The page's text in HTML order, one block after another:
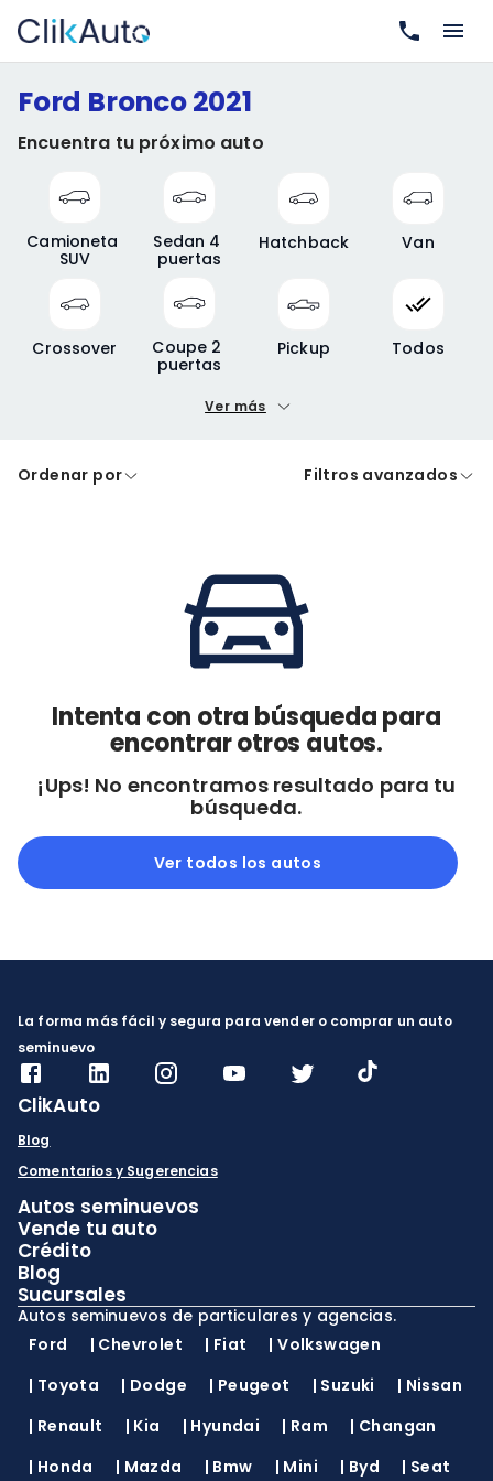
Ford Bronco 2021
Encuentra tu próximo auto
Camioneta
SUV
Sedan 4
puertas
Hatchback Van
Crossover
Coupe 2
puertas
Pickup Todos
Precio máximo
A crédito De contado
Negociar precio
Ver más
Ordenar por Filtros avanzados
Intenta con otra búsqueda para
encontrar otros autos.
¡Ups! No encontramos resultado para tu
búsqueda.
Ver todos los autos
La forma más fácil y segura para vender o comprar un auto
seminuevo
ClikAuto
Blog
Comentarios y Sugerencias
Autos seminuevos
Vende tu auto
Crédito
Blog
Sucursales
Autos seminuevos de particulares y agencias.
Ford
| Chevrolet | Fiat |Volkswagen
| Toyota | Dodge | Peugeot | Suzuki | Nissan
| Renault | Kia | Hyundai | Ram | Changan
| Honda | Mazda | Bmw | Mini | Byd | Seat